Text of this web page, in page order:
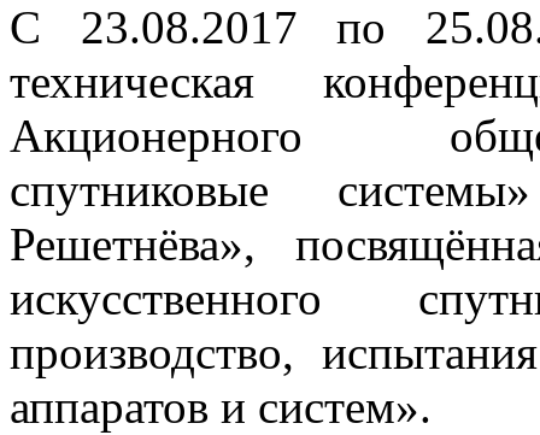
С 23.08.2017 по
техническая
Акционерного
спутниковые
Решетнёва»,
искусственного
производство,
аппаратов и систем».